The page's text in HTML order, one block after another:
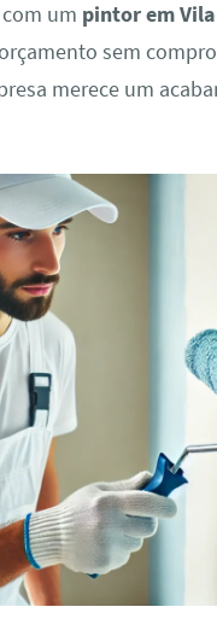
com um pintor em Vila
sem
merece um